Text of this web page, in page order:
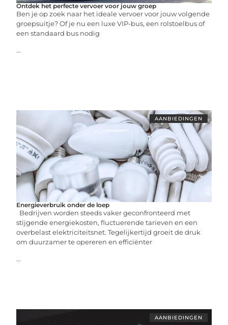
Ontdek het perfecte vervoer voor jouw groep
Ben je op zoek naar het ideale vervoer voor jouw volgende
groepsuitje? Of je nu een luxe VIP-bus, een rolstoelbus of
een standaard bus nodig
...
AANBIEDINGEN
Energieverbruik onder de loep
Bedrijven worden steeds vaker geconfronteerd met
stijgende energiekosten, fluctuerende tarieven en een
overbelast elektriciteitsnet. Tegelijkertijd groeit de druk
om duurzamer te opereren en efficiënter
...
AANBIEDINGEN